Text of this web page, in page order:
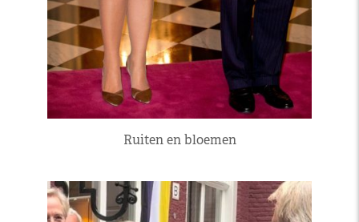
Ruiten en bloemen